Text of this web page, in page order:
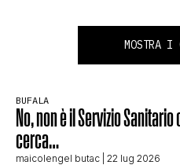
MOSTRA I
BUFALA
No, non è il Servizio Sanitario
cerca…
maicolengel butac | 22 lug 2026